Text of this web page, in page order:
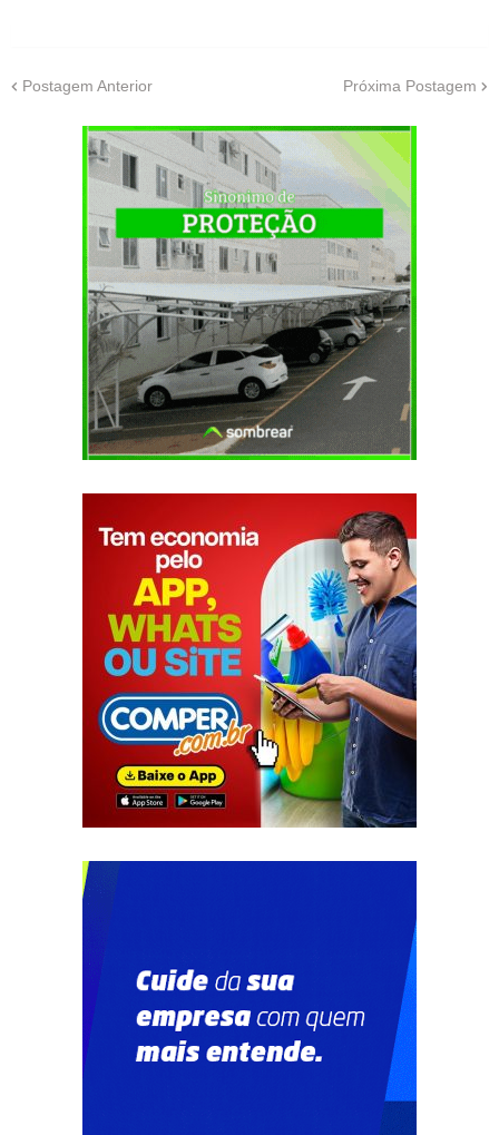
Postagem Anterior Próxima Postagem